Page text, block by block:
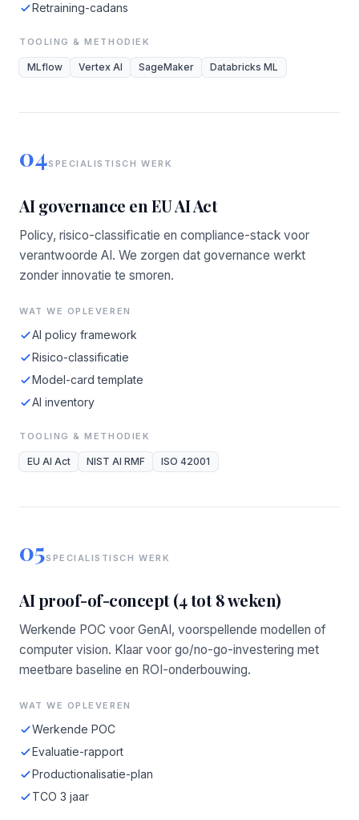
Retraining-cadans
TOOLING & METHODIEK
MLflow Vertex AI SageMaker Databricks ML
04SPECIALISTISCH WERK
AI governance en EU AI Act
Policy, risico-classificatie en compliance-stack voor
verantwoorde AI. We zorgen dat governance werkt
zonder innovatie te smoren.
WAT WE OPLEVEREN
AI policy framework
Risico-classificatie
Model-card template
AI inventory
TOOLING & METHODIEK
EU AI Act NIST AI RMF ISO 42001
05SPECIALISTISCH WERK
AI proof-of-concept (4 tot 8 weken)
Werkende POC voor GenAI, voorspellende modellen of
computer vision. Klaar voor go/no-go-investering met
meetbare baseline en ROI-onderbouwing.
WAT WE OPLEVEREN
Werkende POC
Evaluatie-rapport
Productionalisatie-plan
TCO 3 jaar